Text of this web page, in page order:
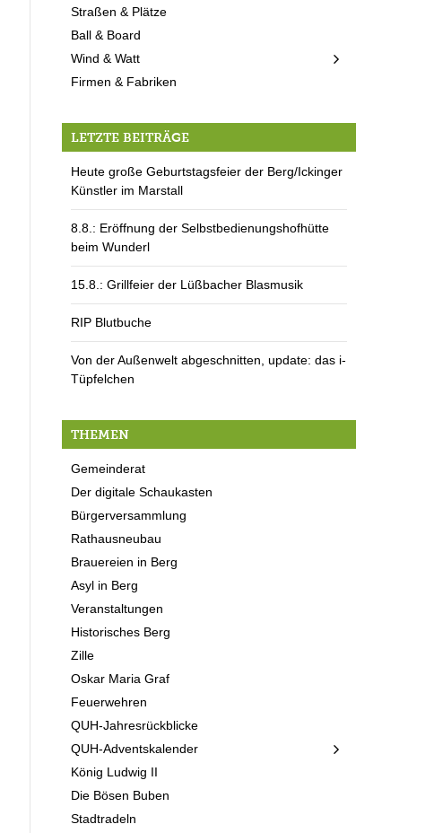
Straßen & Plätze
Ball & Board
Wind & Watt
Firmen & Fabriken
LETZTE BEITRÄGE
Heute große Geburtstagsfeier der Berg/Ickinger
Künstler im Marstall
8.8.: Eröffnung der Selbstbedienungshofhütte
beim Wunderl
15.8.: Grillfeier der Lüßbacher Blasmusik
RIP Blutbuche
Von der Außenwelt abgeschnitten, update: das i-
Tüpfelchen
THEMEN
Gemeinderat
Der digitale Schaukasten
Bürgerversammlung
Rathausneubau
Brauereien in Berg
Asyl in Berg
Veranstaltungen
Historisches Berg
Zille
Oskar Maria Graf
Feuerwehren
QUH-Jahresrückblicke
QUH-Adventskalender
König Ludwig II
Die Bösen Buben
Stadtradeln